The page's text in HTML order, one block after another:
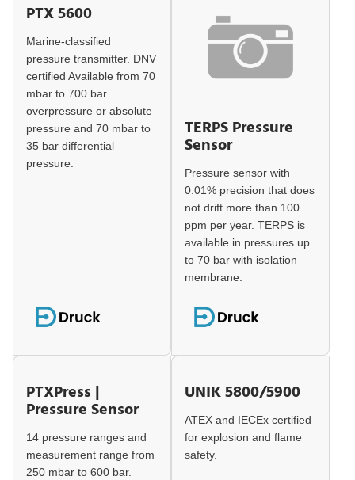
PTX 5600
Marine-classified
pressure transmitter. DNV
certified Available from 70
mbar to 700 bar
overpressure or absolute
pressure and 70 mbar to
35 bar differential
pressure.
TERPS Pressure
Sensor
Pressure sensor with
0.01% precision that does
not drift more than 100
ppm per year. TERPS is
available in pressures up
to 70 bar with isolation
membrane.
PTXPress |
Pressure Sensor
14 pressure ranges and
measurement range from
250 mbar to 600 bar.
UNIK 5800/5900
ATEX and IECEx certified
for explosion and flame
safety.